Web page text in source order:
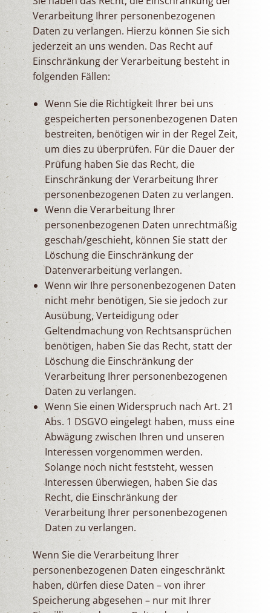
Verarbeitung Ihrer personenbezogenen
Daten zu verlangen. Hierzu können Sie sich
jederzeit an uns wenden. Das Recht auf
Einschränkung der Verarbeitung besteht in
folgenden Fällen:
Wenn Sie die Richtigkeit Ihrer bei uns
gespeicherten personenbezogenen Daten
bestreiten, benötigen wir in der Regel Zeit,
um dies zu überprüfen. Für die Dauer der
Prüfung haben Sie das Recht, die
Einschränkung der Verarbeitung Ihrer
personenbezogenen Daten zu verlangen.
Wenn die Verarbeitung Ihrer
personenbezogenen Daten unrechtmäßig
geschah/geschieht, können Sie statt der
Löschung die Einschränkung der
Datenverarbeitung verlangen.
Wenn wir Ihre personenbezogenen Daten
nicht mehr benötigen, Sie sie jedoch zur
Ausübung, Verteidigung oder
Geltendmachung von Rechtsansprüchen
benötigen, haben Sie das Recht, statt der
Löschung die Einschränkung der
Verarbeitung Ihrer personenbezogenen
Daten zu verlangen.
Wenn Sie einen Widerspruch nach Art. 21
Abs. 1 DSGVO eingelegt haben, muss eine
Abwägung zwischen Ihren und unseren
Interessen vorgenommen werden.
Solange noch nicht feststeht, wessen
Interessen überwiegen, haben Sie das
Recht, die Einschränkung der
Verarbeitung Ihrer personenbezogenen
Daten zu verlangen.
Wenn Sie die Verarbeitung Ihrer
personenbezogenen Daten eingeschränkt
haben, dürfen diese Daten – von ihrer
Speicherung abgesehen – nur mit Ihrer